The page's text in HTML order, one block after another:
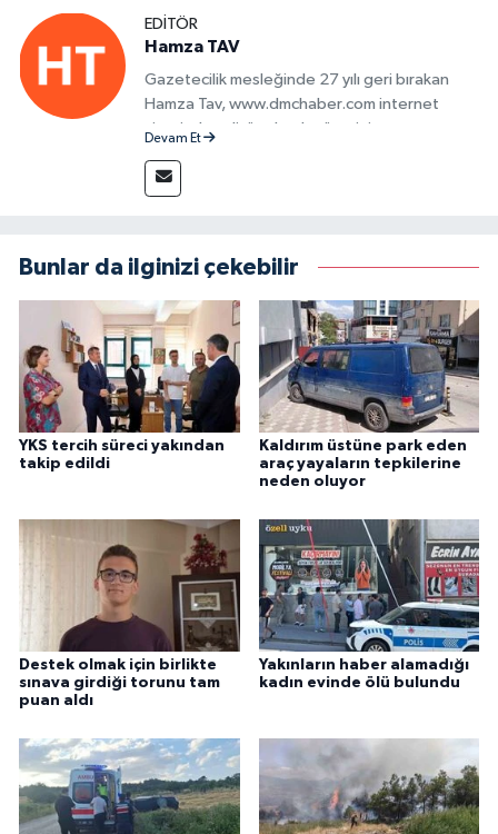
EDITÖR
Hamza TAV
Gazetecilik mesleğinde 27 yılı geri bırakan
Hamza Tav, www.dmchaber.com internet
sitesinde editör olarak görevini
Devam Et
Bunlar da ilginizi çekebilir
YKS tercih süreci yakından
takip edildi
Kaldırım üstüne park eden
araç yayaların tepkilerine
neden oluyor
Destek olmak için birlikte
sınava girdiği torunu tam
puan aldı
Yakınların haber alamadığı
kadın evinde ölü bulundu